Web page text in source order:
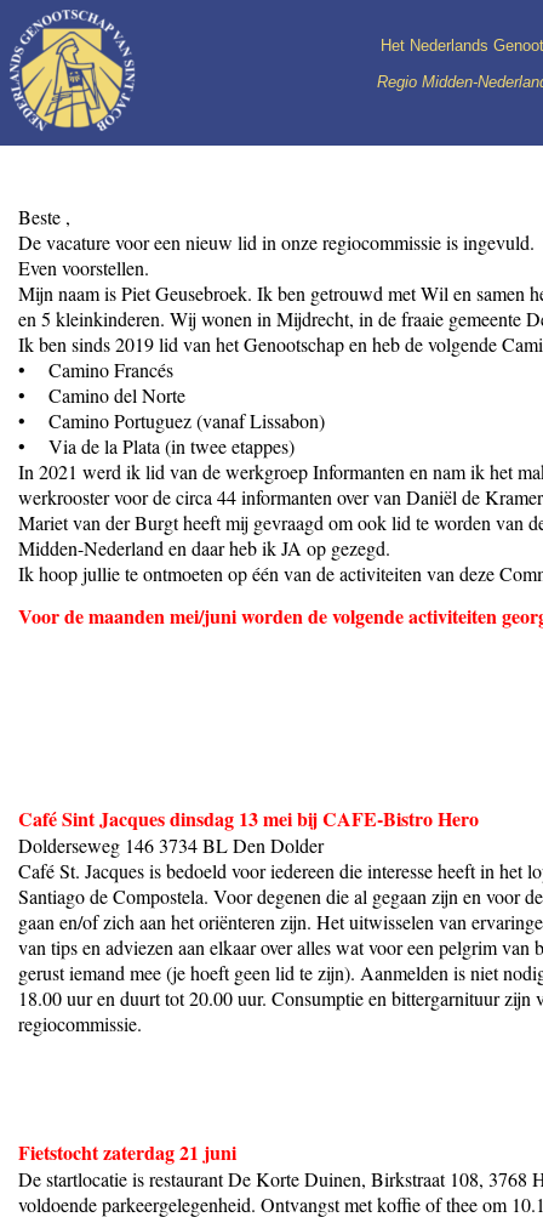
Het Nederlands
Regio Midden-
Beste ,
De vacature voor een nieuw lid in onze regiocommissie is ingevuld.
Even voorstellen.
Mijn naam is Piet Geusebroek. Ik ben getrouwd met Wil en samen
en 5 kleinkinderen. Wij wonen in Mijdrecht, in de fraaie gemeente
Ik ben sinds 2019 lid van het Genootschap en heb de volgende
• Camino Francés
• Camino del Norte
• Camino Portuguez (vanaf Lissabon)
• Via de la Plata (in twee etappes)
In 2021 werd ik lid van de werkgroep Informanten en nam ik het
werkrooster voor de circa 44 informanten over van Daniël de
Mariet van der Burgt heeft mij gevraagd om ook lid te worden van
Midden-Nederland en daar heb ik JA op gezegd.
Ik hoop jullie te ontmoeten op één van de activiteiten van deze
Voor de maanden mei/juni worden de volgende activiteiten
Café Sint Jacques dinsdag 13 mei bij CAFE-Bistro Hero
Dolderseweg 146 3734 BL Den Dolder
Café St. Jacques is bedoeld voor iedereen die interesse heeft in het
Santiago de Compostela. Voor degenen die al gegaan zijn en voor
gaan en/of zich aan het oriënteren zijn. Het uitwisselen van
van tips en adviezen aan elkaar over alles wat voor een pelgrim van
gerust iemand mee (je hoeft geen lid te zijn). Aanmelden is niet
18.00 uur en duurt tot 20.00 uur. Consumptie en bittergarnituur zijn
regiocommissie.
Fietstocht zaterdag 21 juni
De startlocatie is restaurant De Korte Duinen, Birkstraat 108, 3768
voldoende parkeergelegenheid. Ontvangst met koffie of thee om